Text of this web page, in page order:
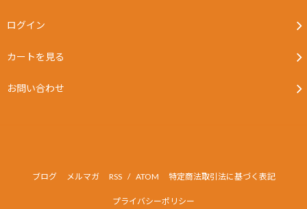
ログイン
カートを見る
お問い合わせ
ブログ メルマガ RSS / ATOM 特定商法取引法に基づく表記
プライバシーポリシー